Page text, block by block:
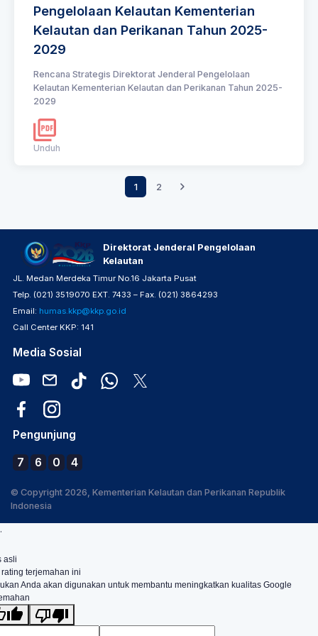
Pengelolaan Kelautan Kementerian
Kelautan dan Perikanan Tahun 2025-
2029
Rencana Strategis Direktorat Jenderal Pengelolaan
Kelautan Kementerian Kelautan dan Perikanan Tahun 2025-
2029
Unduh
1 2
Direktorat Jenderal Pengelolaan
Kelautan
JL. Medan Merdeka Timur No.16 Jakarta Pusat
Telp. (021) 3519070 EXT. 7433 – Fax. (021) 3864293
Email: humas.kkp@kkp.go.id
Call Center KKP: 141
Media Sosial
Pengunjung
7 6 0 4
© Copyright 2026, Kementerian Kelautan dan Perikanan Republik
Indonesia
.
asli
terjemahan ini
Anda akan digunakan untuk membantu meningkatkan kualitas Google